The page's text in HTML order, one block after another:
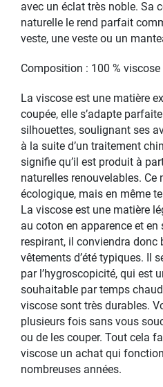
avec un éclat très noble. Sa
naturelle le rend parfait
veste, une veste ou un
Composition : 100 % viscose
La viscose est une matière
coupée, elle s’adapte
silhouettes, soulignant ses
à la suite d’un traitement
signifie qu’il est produit à
naturelles renouvelables. Ce
écologique, mais en même
La viscose est une matière
au coton en apparence et en
respirant, il conviendra donc
vêtements d’été typiques. Il
par l’hygroscopicité, qui est
souhaitable par temps
viscose sont très durables.
plusieurs fois sans vous
ou de les couper. Tout cela
viscose un achat qui
nombreuses années.